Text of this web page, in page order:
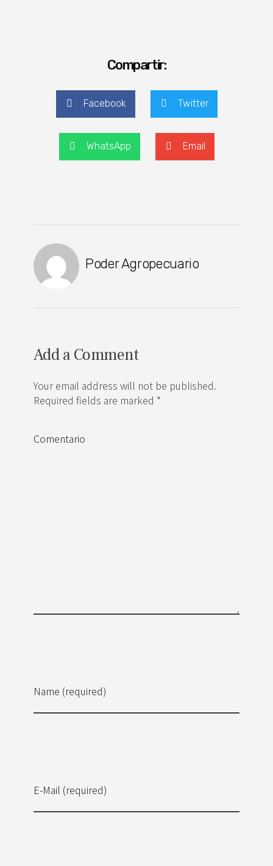
Compartir:
Facebook Twitter
WhatsApp Email
Poder Agropecuario
Add a Comment
Your email address will not be published.
Required fields are marked *
Name (required)
E-Mail (required)
Comentario